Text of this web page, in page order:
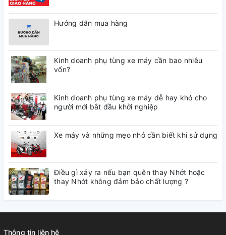
Hướng dẫn mua hàng
Kinh doanh phụ tùng xe máy cần bao nhiêu
vốn?
Kinh doanh phụ tùng xe máy dễ hay khó cho
người mới bắt đầu khởi nghiệp
Xe máy và những mẹo nhỏ cần biết khi sử dụng
Điều gì xảy ra nếu bạn quên thay Nhớt hoặc
thay Nhớt không đảm bảo chất lượng ?
Thông tin liên hệ